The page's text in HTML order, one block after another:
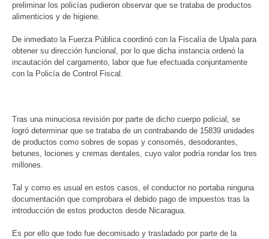
preliminar los policías pudieron observar que se trataba de productos
alimenticios y de higiene.
De inmediato la Fuerza Pública coordinó con la Fiscalía de Upala para
obtener su dirección funcional, por lo que dicha instancia ordenó la
incautación del cargamento, labor que fue efectuada conjuntamente
con la Policía de Control Fiscal.
Tras una minuciosa revisión por parte de dicho cuerpo policial, se
logró determinar que se trataba de un contrabando de 15839 unidades
de productos como sobres de sopas y consomés, desodorantes,
betunes, lociones y cremas dentales, cuyo valor podría rondar los tres
millones.
Tal y como es usual en estos casos, el conductor no portaba ninguna
documentación que comprobara el debido pago de impuestos tras la
introducción de estos productos desde Nicaragua.
Es por ello que todo fue decomisado y trasladado por parte de la